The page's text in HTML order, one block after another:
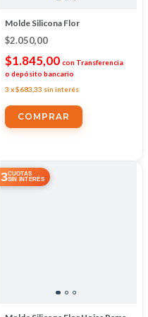
Molde Silicona Flor
$2.050,00
$1.845,00 con Transferencia
o depósito bancario
3 x$683,33 sin interés
3CUOTAS
SIN INTERÉS